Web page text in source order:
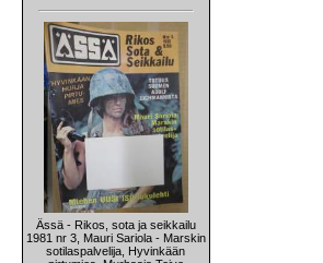
Ässä - Rikos, sota ja seikkailu
1981 nr 3, Mauri Sariola - Marskin
sotilaspalvelija, Hyvinkään